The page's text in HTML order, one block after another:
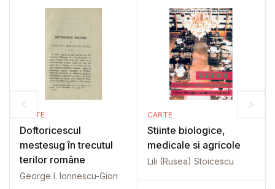
CARTE
Doftoricescul
mestesug în trecutul
terilor române
George I. Ionnescu-Gion
CARTE
Stiinte biologice,
medicale si agricole
Lili (Rusea) Stoicescu